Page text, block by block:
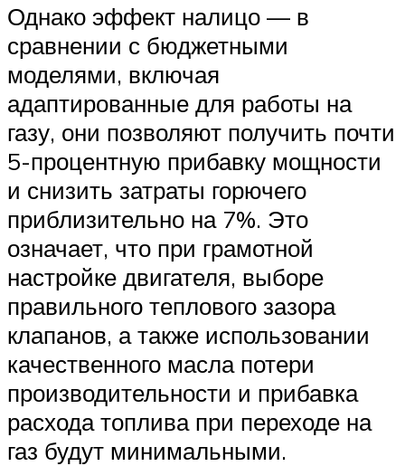
Однако эффект налицо — в
сравнении с бюджетными
моделями, включая
адаптированные для работы на
газу, они позволяют получить почти
5-процентную прибавку мощности
и снизить затраты горючего
приблизительно на 7%. Это
означает, что при грамотной
настройке двигателя, выборе
правильного теплового зазора
клапанов, а также использовании
качественного масла потери
производительности и прибавка
расхода топлива при переходе на
газ будут минимальными.